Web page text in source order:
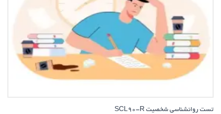
تست روانشناسی شخصیت SCL90-R